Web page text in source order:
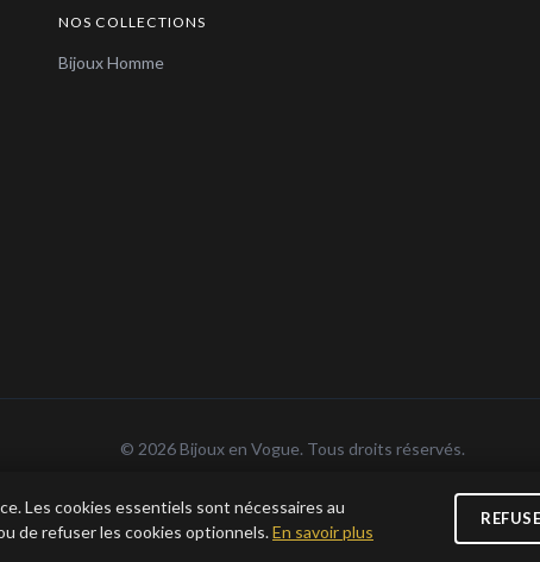
NOS COLLECTIONS
Bijoux Homme
© 2026 Bijoux en Vogue. Tous droits réservés.
Les cookies essentiels sont nécessaires au
de refuser les cookies optionnels.En savoir plus